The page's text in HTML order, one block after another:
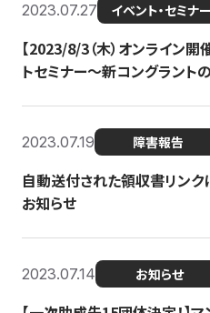
2023.07.27 イベント・セミナー
【2023/8/3（木）オンライン開
トセミナー〜新コングラント
2023.07.19 障害報告
自動送付された領収書リン
お知らせ
2023.07.14 お知らせ